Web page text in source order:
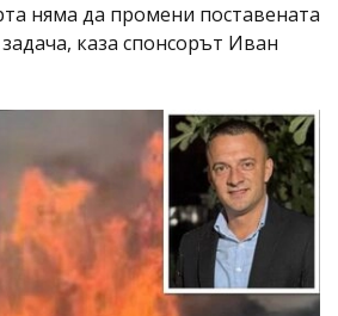
няма да промени поставената
каза спонсорът Иван